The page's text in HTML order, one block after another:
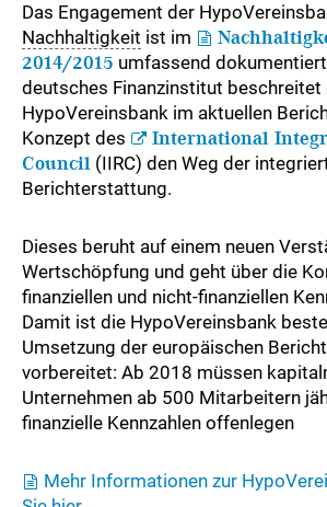
Das Engagement der
Nachhaltigkeit ist im
2014/2015 umfassend
deutsches Finanzinstitut beschreitet
HypoVereinsbank im aktuellen
Konzept des
International
Council (IIRC) den Weg der
Berichterstattung.
Dieses beruht auf einem neuen
Wertschöpfung und geht über die
finanziellen und nicht-finanziellen
Damit ist die HypoVereinsbank
Umsetzung der europäischen
vorbereitet: Ab 2018 müssen
Unternehmen ab 500 Mitarbeitern
finanzielle Kennzahlen offenlegen
Mehr Informationen zur